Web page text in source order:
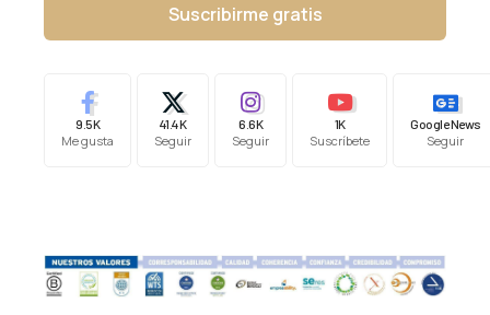
Suscribirme gratis
9.5K
Me gusta
41.4K
Seguir
6.6K
Seguir
1K
Suscríbete
Google News
Seguir